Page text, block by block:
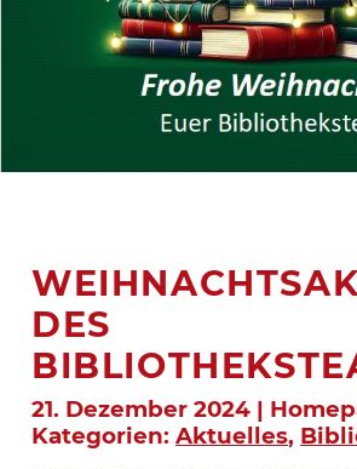
DES
21. Dezember 2024 |
Kategorien: Aktuelles,